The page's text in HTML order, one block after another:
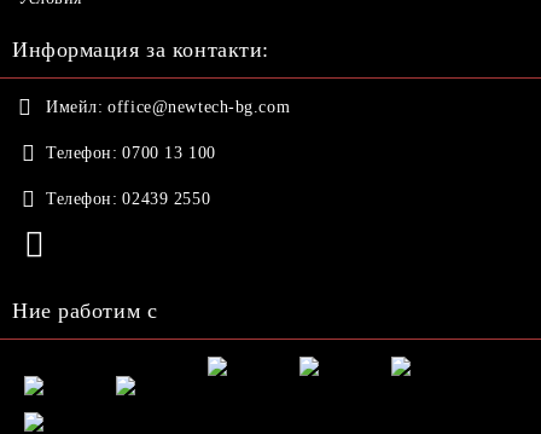
Информация за контакти:
Имейл: office@newtech-bg.com
Телефон: 0700 13 100
Телефон: 02439 2550
Ние работим с